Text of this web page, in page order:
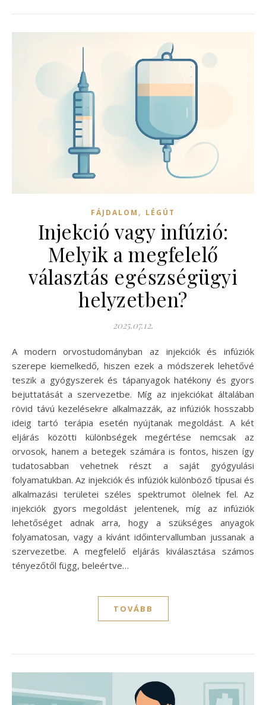
FÁJDALOM , LÉGÚT
Injekció vagy infúzió:
Melyik a megfelelő
választás egészségügyi
helyzetben?
2025.07.12.
A modern orvostudományban az injekciók és infúziók
szerepe kiemelkedő, hiszen ezek a módszerek lehetővé
teszik a gyógyszerek és tápanyagok hatékony és gyors
bejuttatását a szervezetbe. Míg az injekciókat általában
rövid távú kezelésekre alkalmazzák, az infúziók hosszabb
ideig tartó terápia esetén nyújtanak megoldást. A két
eljárás közötti különbségek megértése nemcsak az
orvosok, hanem a betegek számára is fontos, hiszen így
tudatosabban vehetnek részt a saját gyógyulási
folyamatukban. Az injekciók és infúziók különböző típusai és
alkalmazási területei széles spektrumot ölelnek fel. Az
injekciók gyors megoldást jelentenek, míg az infúziók
lehetőséget adnak arra, hogy a szükséges anyagok
folyamatosan, vagy a kívánt időintervallumban jussanak a
szervezetbe. A megfelelő eljárás kiválasztása számos
tényezőtől függ, beleértve…
TOVÁBB